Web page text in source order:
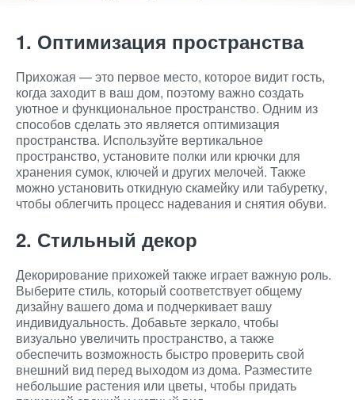
1. Оптимизация пространства
Прихожая — это первое место, которое видит гость,
когда заходит в ваш дом, поэтому важно создать
уютное и функциональное пространство. Одним из
способов сделать это является оптимизация
пространства. Используйте вертикальное
пространство, установите полки или крючки для
хранения сумок, ключей и других мелочей. Также
можно установить откидную скамейку или табуретку,
чтобы облегчить процесс надевания и снятия обуви.
2. Стильный декор
Декорирование прихожей также играет важную роль.
Выберите стиль, который соответствует общему
дизайну вашего дома и подчеркивает вашу
индивидуальность. Добавьте зеркало, чтобы
визуально увеличить пространство, а также
обеспечить возможность быстро проверить свой
внешний вид перед выходом из дома. Разместите
небольшие растения или цветы, чтобы придать